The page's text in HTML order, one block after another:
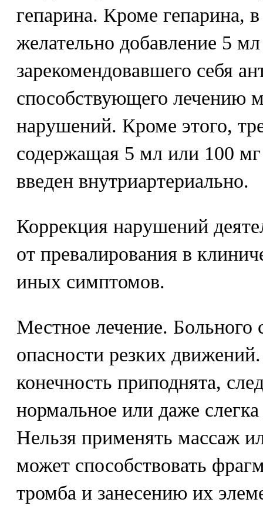
гепарина. Кроме гепарина,
желательно добавление 5
зарекомендовавшего себя
способствующего лечению
нарушений. Кроме этого,
содержащая 5 мл или 100
введен внутриартериально.
Коррекция нарушений
от превалирования в
иных симптомов.
Местное лечение. Больного
опасности резких
конечность приподнята,
нормальное или даже
Нельзя применять массаж
может способствовать
тромба и занесению их